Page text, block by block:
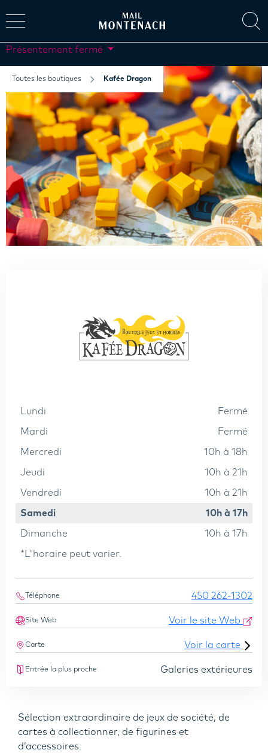
Présentement fermé
Toutes les boutiques Kafée Dragon
lundi fermé
mardi fermé
mercredi 10h à 18h
jeudi 10h à 21h
vendredi 10h à 21h
samedi 10h à 17h
dimanche 10h à 17h
*L'horaire peut varier.
Téléphone 450 262-1302
Site Web Voir le site Web
Carte Voir la carte
Entrée la plus proche Galeries extérieures
Sélection extraordinaire de jeux de société, de
cartes à collectionner, de figurines et
d’accessoires.